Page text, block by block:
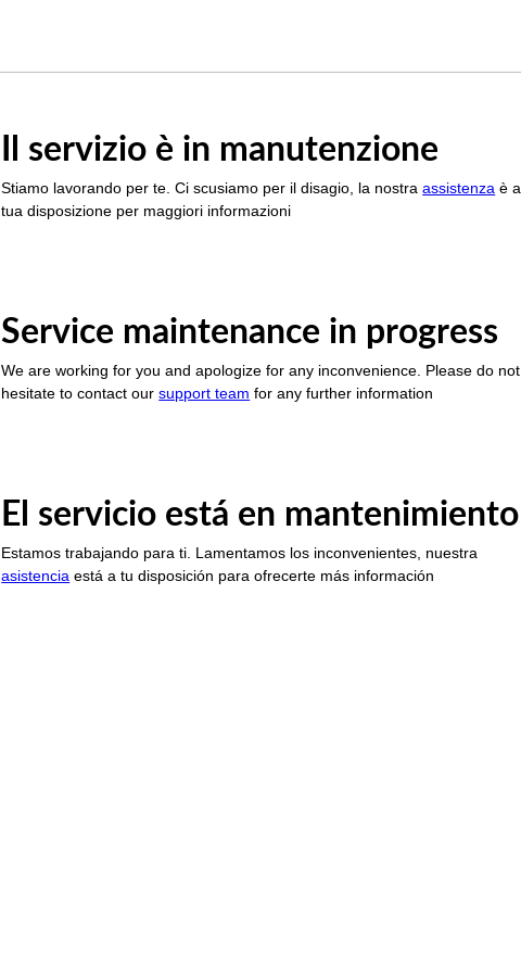
Il servizio è in manutenzione
Stiamo lavorando per te. Ci scusiamo per il disagio, la nostraassistenza è a
tua disposizione per maggiori informazioni
Service maintenance in progress
We are working for you and apologize for any inconvenience. Please do not
hesitate to contact oursupport team for any further information
El servicio está en mantenimiento
Estamos trabajando para ti. Lamentamos los inconvenientes, nuestra
asistencia está a tu disposición para ofrecerte más información